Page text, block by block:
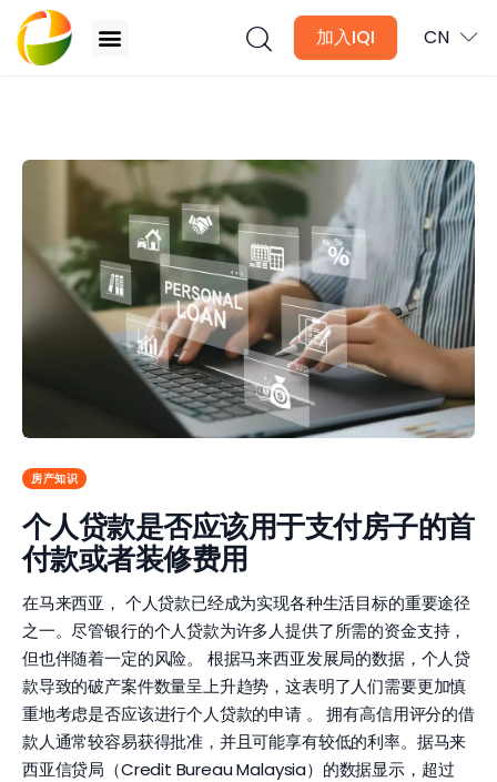
加入IQI CN
文章
月讯
数位媒体
房产入门
全球市场洞察
房产知识
个人贷款是否应该用于支付房子的首
付款或者装修费用
在马来西亚， 个人贷款已经成为实现各种生活目标的重要途径
之一。尽管银行的个人贷款为许多人提供了所需的资金支持，
但也伴随着一定的风险。 根据马来西亚发展局的数据，个人贷
款导致的破产案件数量呈上升趋势，这表明了人们需要更加慎
重地考虑是否应该进行个人贷款的申请 。 拥有高信用评分的借
款人通常较容易获得批准，并且可能享有较低的利率。据马来
西亚信贷局（Credit Bureau Malaysia）的数据显示，超过